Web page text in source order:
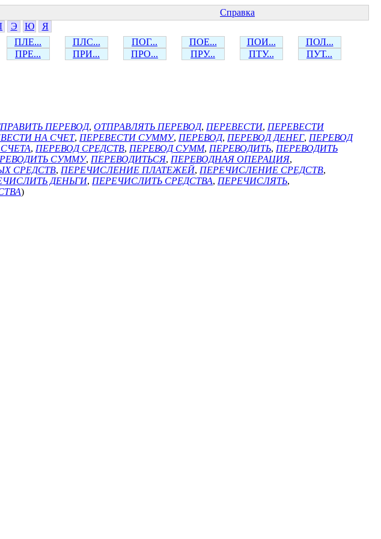
Справка
Э Ю
Я
ПЛЕ... ПЛС... ПОГ... ПОЕ... ПОИ...
ПОЛ...
ПРЕ... ПРИ... ПРО... ПРУ... ПТУ... ПУТ...
ПЕРЕВОД, ОТПРАВЛЯТЬ ПЕРЕВОД, ПЕРЕВЕСТИ, ПЕРЕВЕСТИ
НА СЧЕТ, ПЕРЕВЕСТИ СУММУ, ПЕРЕВОД, ПЕРЕВОД ДЕНЕГ, ПЕРЕВОД
, ПЕРЕВОД СРЕДСТВ, ПЕРЕВОД СУММ, ПЕРЕВОДИТЬ, ПЕРЕВОДИТЬ
СУММУ, ПЕРЕВОДИТЬСЯ, ПЕРЕВОДНАЯ ОПЕРАЦИЯ,
СРЕДСТВ, ПЕРЕЧИСЛЕНИЕ ПЛАТЕЖЕЙ, ПЕРЕЧИСЛЕНИЕ СРЕДСТВ,
ДЕНЬГИ, ПЕРЕЧИСЛИТЬ СРЕДСТВА, ПЕРЕЧИСЛЯТЬ,
)